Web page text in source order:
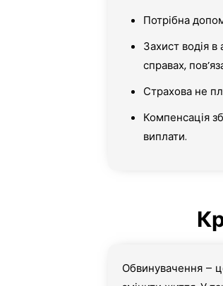
Потрібна
Захист водія в
справах,
Страхова не
Компенсація
виплати.
Обвинувачення –